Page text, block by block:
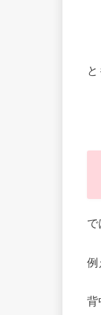
例
背